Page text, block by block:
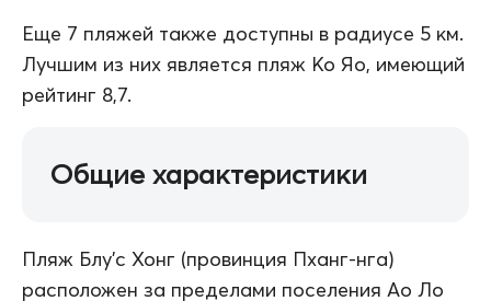
Еще 7 пляжей также доступны в радиусе 5 км.
Лучшим из них является пляж Ко Яо, имеющий
рейтинг 8,7.
Общие характеристики
Пляж Блу’с Хонг (провинция Пханг-нга)
расположен за пределами поселения Ао Ло